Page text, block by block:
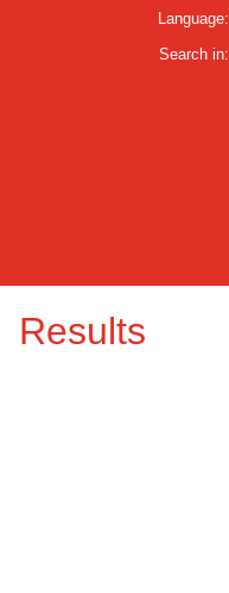
Language:
Search in:
Results